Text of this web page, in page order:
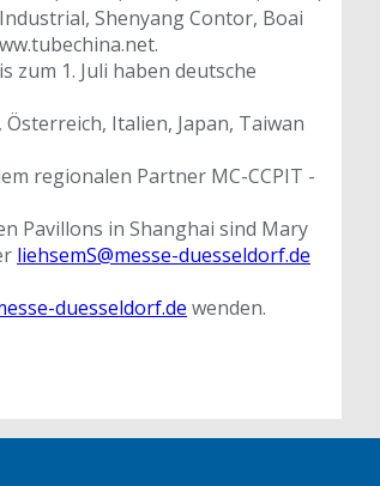
Shenyang Contor, Boai
zum 1. Juli haben deutsche
Italien, Japan, Taiwan
regionalen Partner MC-CCPIT -
Pavillons in Shanghai sind Mary
liehsemS@messe-duesseldorf.de
duesseldorf.de wenden.